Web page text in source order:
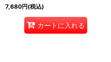
7,680円(税込)
カートに入れる